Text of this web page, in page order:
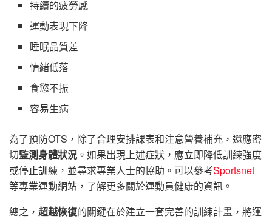
持續的疲勞感
運動表現下降
睡眠品質差
情緒低落
食慾不振
容易生病
為了預防OTS，除了合理安排課表和注意營養補充，還應密
切監測身體狀況 。如果出現上述症狀，應立即降低訓練強度
或停止訓練，並尋求專業人士的協助。可以參考Sportsnet
等專業運動網站，了解更多關於運動員健康的資訊。
總之， 超越恢復的關鍵在於建立一套完善的訓練計畫，將運